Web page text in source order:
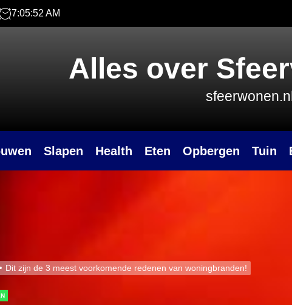
7:05:53 AM
Alles over
Slapen Health Eten Opbergen Tuin
Dit zijn de 3 meest voorkomende redenen van woningbranden!